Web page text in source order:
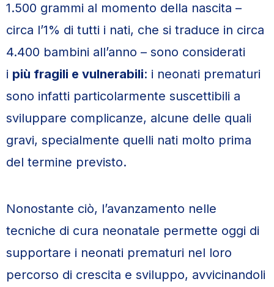
1.500 grammi al momento della nascita –
circa l’1% di tutti i nati, che si traduce in circa
4.400 bambini all’anno – sono considerati
i più fragili e vulnerabili: i neonati prematuri
sono infatti particolarmente suscettibili a
sviluppare complicanze, alcune delle quali
gravi, specialmente quelli nati molto prima
del termine previsto.
Nonostante ciò, l’avanzamento nelle
tecniche di cura neonatale permette oggi di
supportare i neonati prematuri nel loro
percorso di crescita e sviluppo, avvicinandoli